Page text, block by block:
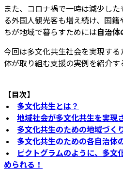
また、コロナ禍で一時は減少し
る外国人観光客も増え続け、国
ちが地域で暮らすためには自治
今回は多文化共生社会を実現す
体が取り組む支援の実例を紹介す
【目次】
• 多文化共生とは？
• 地域社会が多文化共生を実現
• 多文化共生のための地域づく
• 多文化共生のための各自治体
• ピクトグラムのように、多文
められる！